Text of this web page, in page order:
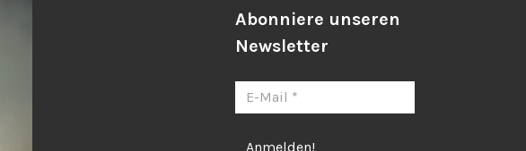
Abonniere unseren
Newsletter